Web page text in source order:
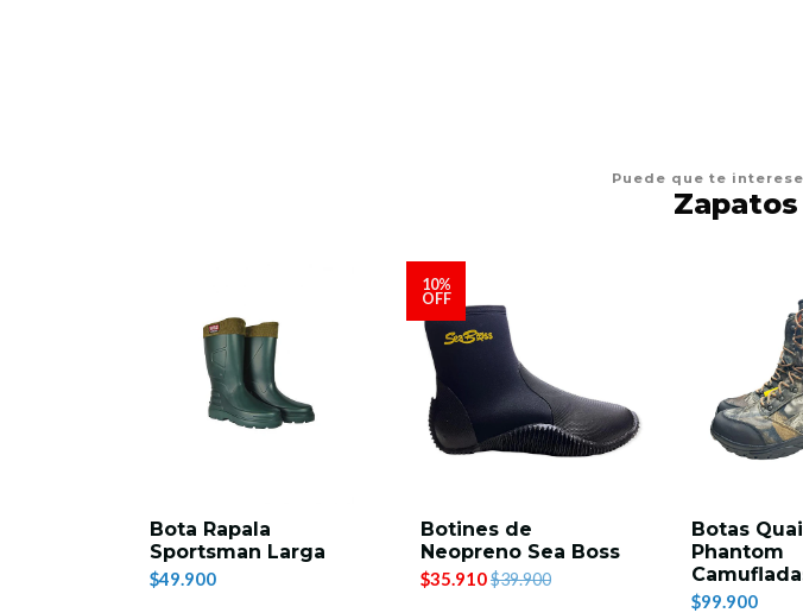
Puede que te
Bota Rapala
Sportsman Larga
$49.900
10%
OFF
Botines de
Neopreno Sea Boss
$35.910$39.900
Botas
Phantom
$99.900